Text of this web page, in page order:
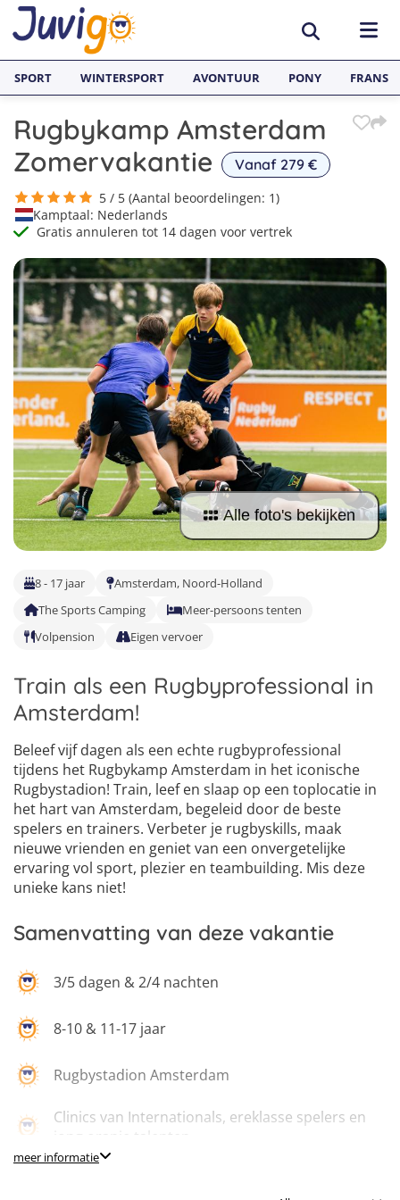
BESTEMMINGEN
Spanje
Zweden
Portugal
Frankrijk
Italië
Malta
Nederland
Buitenland
Surfkampen België
Surfkampen Frankrijk
Surfkampen Spanje
Surfkampen Portugal
Surfkampen Nederland
Surfkampen Sri Lanka
Surfkampen Buitenland
Surfkampen 18+
TAALVAKANTIES
Alle Juvigo Taalreizen
Taalvakanties Frans
Taalvakanties Engels
Taalvakanties Spaans
Taalvakanties Nederlands
Taalvakanties Duits
Taalvakanties Italiaans
GROEPSREIZEN
Jongeren
Jongvolwassenen
Volwassenen
SPORT WINTERSPORT AVONTUUR PONY FRANS
Rugbykamp Amsterdam
Zomervakantie
Vanaf 279 €
5 / 5 (Aantal beoordelingen: 1)
Kamptaal: Nederlands
Gratis annuleren tot 14 dagen voor vertrek
1
2
3
4
5
6
Alle foto's bekijken
8 - 17 jaar
Amsterdam, Noord-Holland
The Sports Camping
Meer-persoons tenten
Volpension
Eigen vervoer
Train als een Rugbyprofessional in
Amsterdam!
Beleef vijf dagen als een echte rugbyprofessional
tijdens het Rugbykamp Amsterdam in het iconische
Rugbystadion! Train, leef en slaap op een toplocatie in
het hart van Amsterdam, begeleid door de beste
spelers en trainers. Verbeter je rugbyskills, maak
nieuwe vrienden en geniet van een onvergetelijke
ervaring vol sport, plezier en teambuilding. Mis deze
unieke kans niet!
Samenvatting van deze vakantie
3/5 dagen & 2/4 nachten
8-10 & 11-17 jaar
Rugbystadion Amsterdam
Clinics van Internationals, ereklasse spelers en
meer informatie